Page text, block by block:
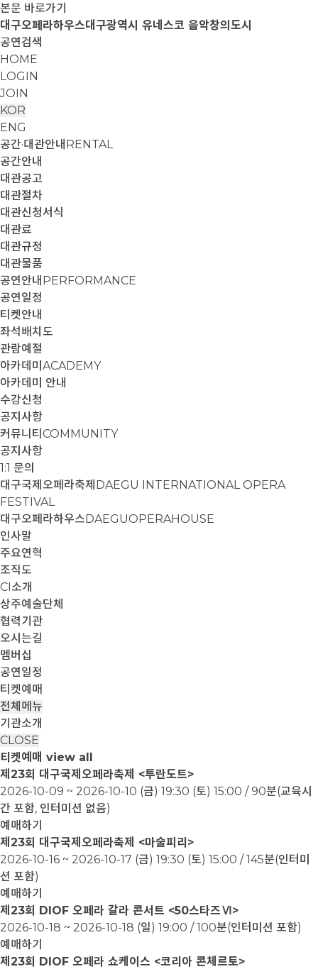
본문 바로가기
대구오페라하우스대구광역시 유네스코 음악창의도시
공연검색
HOME
LOGIN
JOIN
KOR
ENG
공간·대관안내 RENTAL
공간안내
대관공고
대관절차
대관신청서식
대관료
대관규정
대관물품
공연안내 PERFORMANCE
공연일정
티켓안내
좌석배치도
관람예절
아카데미 ACADEMY
아카데미 안내
수강신청
공지사항
커뮤니티 COMMUNITY
공지사항
1:1 문의
대구국제오페라축제 DAEGU INTERNATIONAL OPERA
FESTIVAL
대구오페라하우스DAEGUOPERAHOUSE
인사말
주요연혁
조직도
CI소개
상주예술단체
협력기관
오시는길
멤버십
공연일정
티켓예매
전체메뉴
기관소개
CLOSE
티켓예매 view all
제23회 대구국제오페라축제 <투란도트>
2026-10-09 ~ 2026-10-10 (금) 19:30 (토) 15:00 / 90분(교육시
간 포함, 인터미션 없음)
예매하기
제23회 대구국제오페라축제 <마술피리>
2026-10-16 ~ 2026-10-17 (금) 19:30 (토) 15:00 / 145분(인터미
션 포함)
예매하기
제23회 DIOF 오페라 갈라 콘서트 <50스타즈Ⅵ>
2026-10-18 ~ 2026-10-18 (일) 19:00 / 100분(인터미션 포함)
예매하기
제23회 DIOF 오페라 쇼케이스 <코리아 콘체르토>